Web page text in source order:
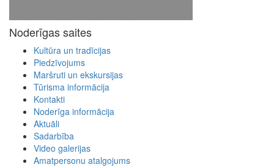
Noderīgas saites
Kultūra un tradīcijas
Piedzīvojums
Maršruti un ekskursijas
Tūrisma informācija
Kontakti
Noderīga informācija
Aktuāli
Sadarbība
Video galerijas
Amatpersonu atalgojums